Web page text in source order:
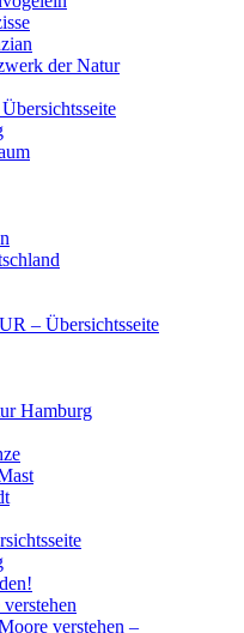
der Natur
– Übersichtsseite
Hamburg
verstehen –